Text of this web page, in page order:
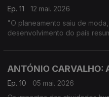
Ep. 11
12 mai. 2026
"O planeamento saiu de
desenvolvimento do país
ANTÓNIO CARVALHO:
Ep. 10
05 mai. 2026